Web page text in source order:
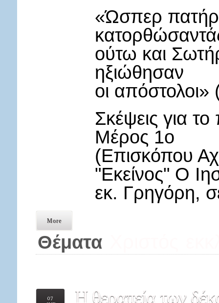
«Ώσπερ πατήρ
ούτω και
ηξιώθησαν
οι
Σκέψεις για
Μέρος 1ο
(Επισκόπου
"Εκείνος" Ο
εκ. Γρηγόρη,
More
Θέματα
07
Ηθεραπεία των